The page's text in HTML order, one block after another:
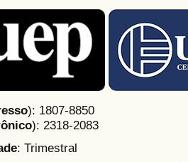
): 1807-8850
): 2318-2083
: Trimestral